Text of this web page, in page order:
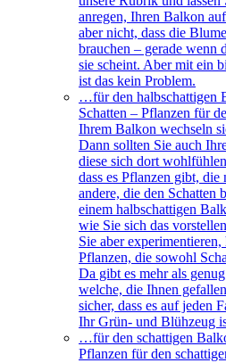
anregen, Ihren Balkon
aber nicht, dass die
brauchen – gerade wenn
sie scheint. Aber mit ein
ist das kein Problem.
…für den halbschattigen
Schatten – Pflanzen für
Ihrem Balkon wechseln
Dann sollten Sie auch
diese sich dort
dass es Pflanzen gibt,
andere, die den Schatten
einem halbschattigen
wie Sie sich das
Sie aber
Pflanzen, die sowohl
Da gibt es mehr als
welche, die Ihnen
sicher, dass es auf jeden
Ihr Grün- und Blühzeug
…für den schattigen
Pflanzen für den